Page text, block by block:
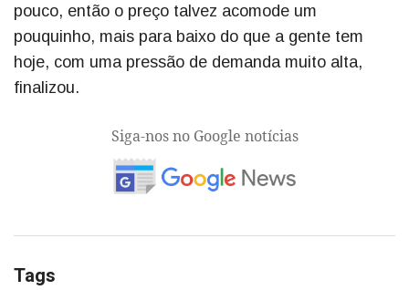
pouco, então o preço talvez acomode um
pouquinho, mais para baixo do que a gente tem
hoje, com uma pressão de demanda muito alta,
finalizou.
Siga-nos no Google notícias
Tags